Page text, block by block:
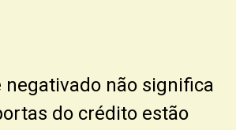
negativado não significa
do crédito estão